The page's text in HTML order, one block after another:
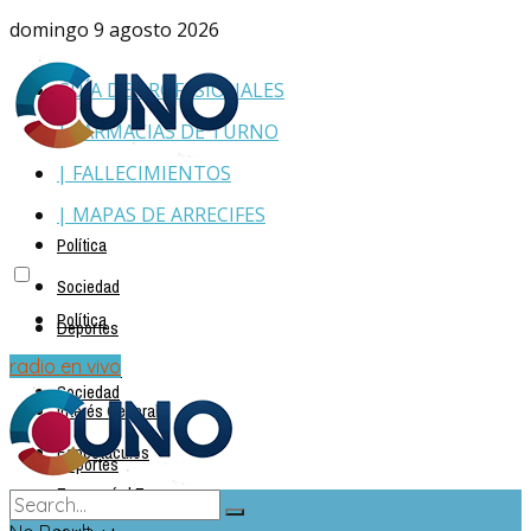
domingo 9 agosto 2026
GUÍA DE PROFESIONALES
| FARMACIAS DE TURNO
| FALLECIMIENTOS
| MAPAS DE ARRECIFES
Política
Sociedad
Deportes
Policiales
Interés General
Espectáculos
Economía | Empresas
Política
Sociedad
Deportes
radio en vivo